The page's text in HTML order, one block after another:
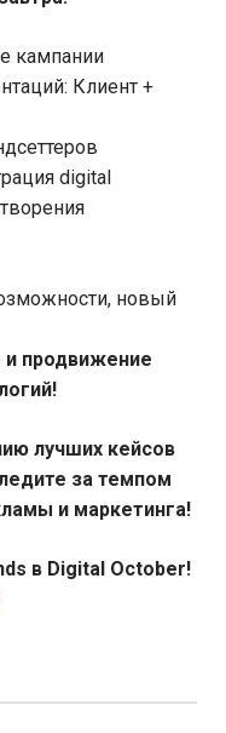
кампании
Клиент +
digital
новый
и продвижение
лучших кейсов
за темпом
и маркетинга!
в Digital October!